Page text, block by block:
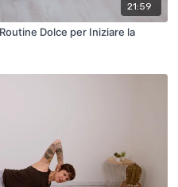
21:59
Dolce per Iniziare la